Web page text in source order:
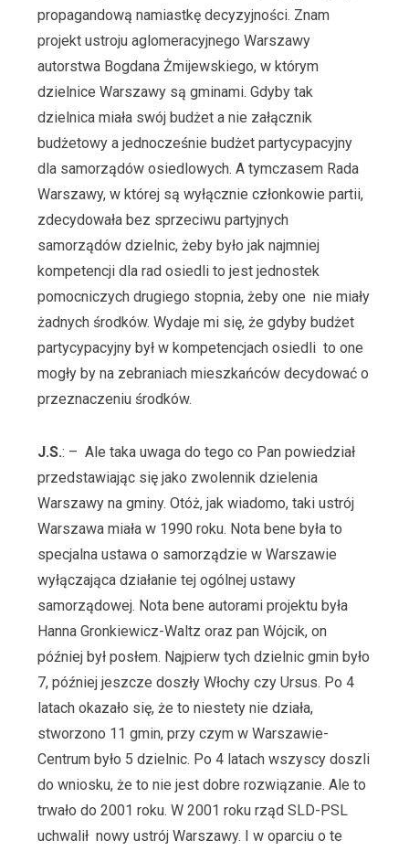
propagandową namiastkę decyzyjności. Znam
projekt ustroju aglomeracyjnego Warszawy
autorstwa Bogdana Żmijewskiego, w którym
dzielnice Warszawy są gminami. Gdyby tak
dzielnica miała swój budżet a nie załącznik
budżetowy a jednocześnie budżet partycypacyjny
dla samorządów osiedlowych. A tymczasem Rada
Warszawy, w której są wyłącznie członkowie partii,
zdecydowała bez sprzeciwu partyjnych
samorządów dzielnic, żeby było jak najmniej
kompetencji dla rad osiedli to jest jednostek
pomocniczych drugiego stopnia, żeby one nie miały
żadnych środków. Wydaje mi się, że gdyby budżet
partycypacyjny był w kompetencjach osiedli to one
mogły by na zebraniach mieszkańców decydować o
przeznaczeniu środków.
J.S.: – Ale taka uwaga do tego co Pan powiedział
przedstawiając się jako zwolennik dzielenia
Warszawy na gminy. Otóż, jak wiadomo, taki ustrój
Warszawa miała w 1990 roku. Nota bene była to
specjalna ustawa o samorządzie w Warszawie
wyłączająca działanie tej ogólnej ustawy
samorządowej. Nota bene autorami projektu była
Hanna Gronkiewicz-Waltz oraz pan Wójcik, on
później był posłem. Najpierw tych dzielnic gmin było
7, później jeszcze doszły Włochy czy Ursus. Po 4
latach okazało się, że to niestety nie działa,
stworzono 11 gmin, przy czym w Warszawie-
Centrum było 5 dzielnic. Po 4 latach wszyscy doszli
do wniosku, że to nie jest dobre rozwiązanie. Ale to
trwało do 2001 roku. W 2001 roku rząd SLD-PSL
uchwalił nowy ustrój Warszawy. I w oparciu o te